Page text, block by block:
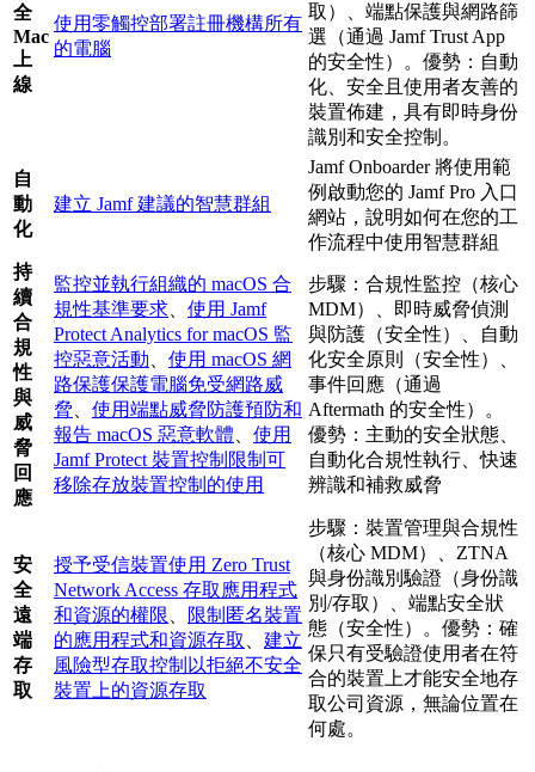
全
Mac
上
線
使用零觸控部署註冊機構所有
的電腦
取）、端點保護與網路篩
選（通過 Jamf Trust App
的安全性）。優勢：自動
化、安全且使用者友善的
裝置佈建，具有即時身份
識別和安全控制。
自
動
化
建立 Jamf 建議的智慧群組
Jamf Onboarder 將使用範
例啟動您的 Jamf Pro 入口
網站，說明如何在您的工
作流程中使用智慧群組
持
續
合
規
性
與
威
脅
回
應
監控並執行組織的 macOS 合
規性基準要求
使用 Jamf
Protect Analytics for macOS 監
控惡意活動
使用 macOS 網
路保護保護電腦免受網路威
脅
使用端點威脅防護預防和
報告 macOS 惡意軟體
使用
Jamf Protect 裝置控制限制可
移除存放裝置控制的使用
步驟：合規性監控（核心
MDM）、即時威脅偵測
與防護（安全性）、自動
化安全原則（安全性）、
事件回應（通過
Aftermath 的安全性）。
優勢：主動的安全狀態、
自動化合規性執行、快速
辨識和補救威脅
安
全
遠
端
存
取
授予受信裝置使用 Zero Trust
Network Access 存取應用程式
和資源的權限
限制匿名裝置
的應用程式和資源存取
建立
風險型存取控制以拒絕不安全
裝置上的資源存取
步驟：裝置管理與合規性
（核心 MDM）、ZTNA
與身份識別驗證（身份識
別/存取）、端點安全狀
態（安全性）。優勢：確
保只有受驗證使用者在符
合的裝置上才能安全地存
取公司資源，無論位置在
何處。